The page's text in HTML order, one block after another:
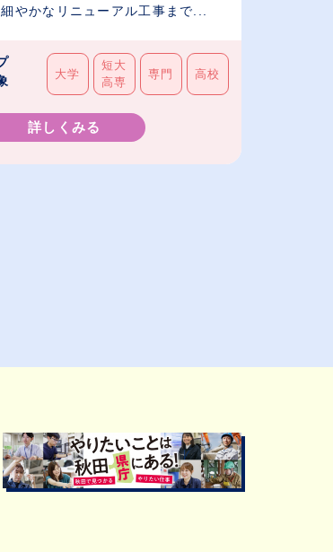
やかなリニューアル工事まで...
大学
短大
高専
専門 高校
詳しくみる